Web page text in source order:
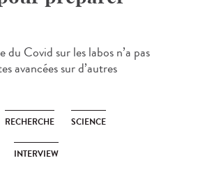
Covid sur les labos n’a pas
avancées sur d’autres
RECHERCHE SCIENCE
INTERVIEW